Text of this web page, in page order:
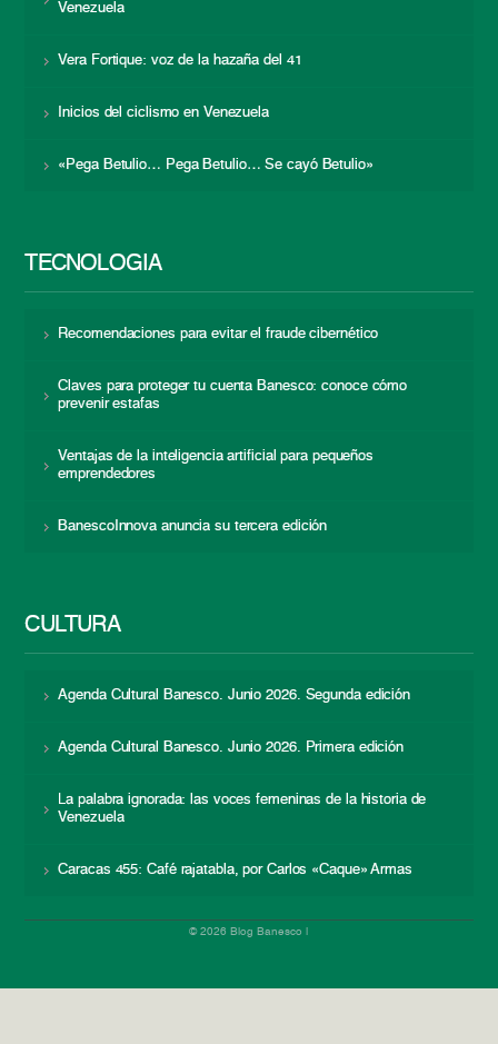
Venezuela
Vera Fortique: voz de la hazaña del 41
Inicios del ciclismo en Venezuela
«Pega Betulio… Pega Betulio… Se cayó Betulio»
TECNOLOGÍA
Recomendaciones para evitar el fraude cibernético
Claves para proteger tu cuenta Banesco: conoce cómo
prevenir estafas
Ventajas de la inteligencia artificial para pequeños
emprendedores
BanescoInnova anuncia su tercera edición
CULTURA
Agenda Cultural Banesco. Junio 2026. Segunda edición
Agenda Cultural Banesco. Junio 2026. Primera edición
La palabra ignorada: las voces femeninas de la historia de
Venezuela
Caracas 455: Café rajatabla, por Carlos «Caque» Armas
© 2026 Blog Banesco |